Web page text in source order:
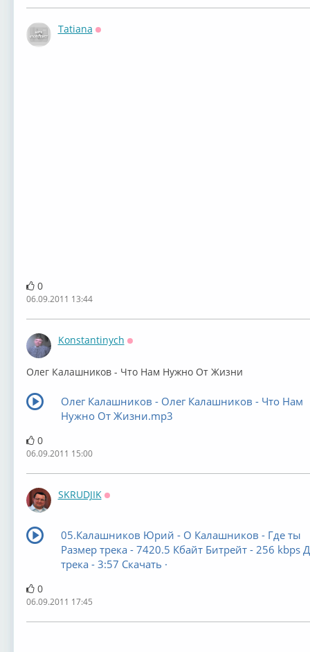
Tatiana
0
06.09.2011 13:44
Konstantinych
Олег Калашников - Что Нам Нужно От Жизни
Олег Калашников - Олег Калашников - Что Нам
Нужно От Жизни.mp3
0
06.09.2011 15:00
SKRUDJIK
05.Калашников Юрий - О Калашников - Где ты
Размер трека - 7420.5 Кбайт Битрейт - 256 kbps
трека - 3:57 Скачать ·
0
06.09.2011 17:45